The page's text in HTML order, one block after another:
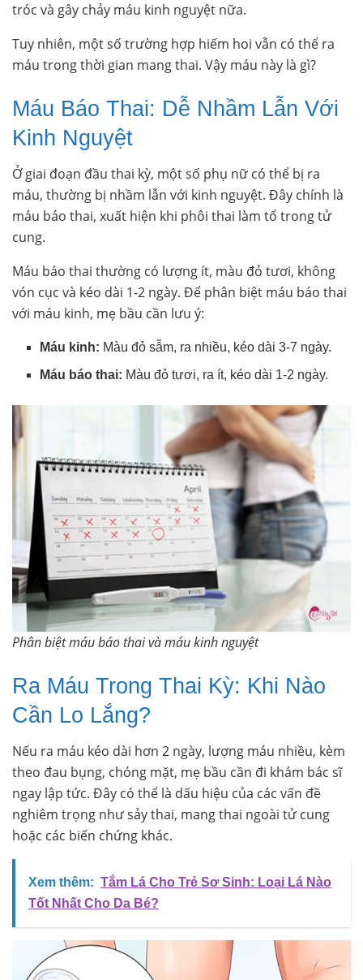
tróc và gây chảy máu kinh nguyệt nữa.
Tuy nhiên, một số trường hợp hiếm hoi vẫn có thể ra
máu trong thời gian mang thai. Vậy máu này là gì?
Máu Báo Thai: Dễ Nhầm Lẫn Với
Kinh Nguyệt
Ở giai đoạn đầu thai kỳ, một số phụ nữ có thể bị ra
máu, thường bị nhầm lẫn với kinh nguyệt. Đây chính là
máu báo thai, xuất hiện khi phôi thai làm tổ trong tử
cung.
Máu báo thai thường có lượng ít, màu đỏ tươi, không
vón cục và kéo dài 1-2 ngày. Để phân biệt máu báo thai
với máu kinh, mẹ bầu cần lưu ý:
Máu kinh: Màu đỏ sẫm, ra nhiều, kéo dài 3-7 ngày.
Máu báo thai: Màu đỏ tươi, ra ít, kéo dài 1-2 ngày.
Phân biệt máu báo thai và máu kinh nguyệt
Ra Máu Trong Thai Kỳ: Khi Nào
Cần Lo Lắng?
Nếu ra máu kéo dài hơn 2 ngày, lượng máu nhiều, kèm
theo đau bụng, chóng mặt, mẹ bầu cần đi khám bác sĩ
ngay lập tức. Đây có thể là dấu hiệu của các vấn đề
nghiêm trọng như sảy thai, mang thai ngoài tử cung
hoặc các biến chứng khác.
Xem thêm: Tắm Lá Cho Trẻ Sơ Sinh: Loại Lá Nào
Tốt Nhất Cho Da Bé?